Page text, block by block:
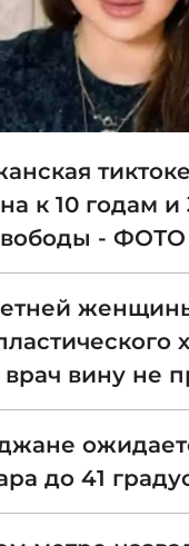
к 10 годам
- ФОТО
вину не
до 41